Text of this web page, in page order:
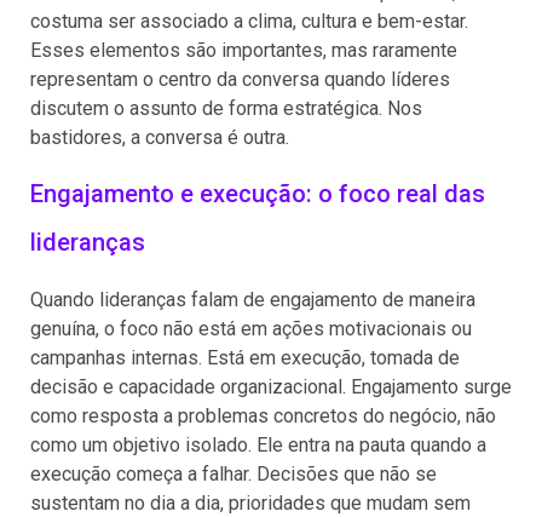
costuma ser associado a clima, cultura e bem-estar.
Esses elementos são importantes, mas raramente
representam o centro da conversa quando líderes
discutem o assunto de forma estratégica. Nos
bastidores, a conversa é outra.
Engajamento e execução: o foco real das
lideranças
Quando lideranças falam de engajamento de maneira
genuína, o foco não está em ações motivacionais ou
campanhas internas. Está em execução, tomada de
decisão e capacidade organizacional. Engajamento surge
como resposta a problemas concretos do negócio, não
como um objetivo isolado. Ele entra na pauta quando a
execução começa a falhar. Decisões que não se
sustentam no dia a dia, prioridades que mudam sem